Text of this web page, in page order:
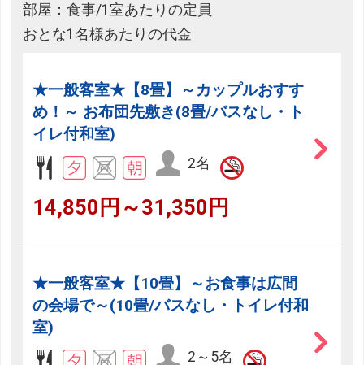
部屋：食事/1室あたりの定員
おとな1名様あたりの代金
★一般客室★【8畳】～カップルおすす
め！～ お布団先敷き(8畳/バスなし・ト
イレ付和室)
2名
14,850円～31,350円
★一般客室★【10畳】～お食事は広間
の会場で～(10畳/バスなし・トイレ付和
室)
2～5名